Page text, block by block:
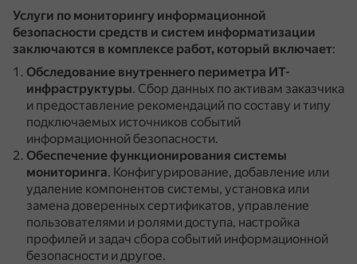
Услуги по мониторингу информационной
безопасности средств и систем информатизации
заключаются в комплексе работ, который включает:
Обследование внутреннего периметра ИТ-
инфраструктуры. Сбор данных по активам заказчика
и предоставление рекомендаций по составу и типу
подключаемых источников событий
информационной безопасности.
Обеспечение функционирования системы
мониторинга. Конфигурирование, добавление или
удаление компонентов системы, установка или
замена доверенных сертификатов, управление
пользователями и ролями доступа, настройка
профилей и задач сбора событий информационной
безопасности и другое.